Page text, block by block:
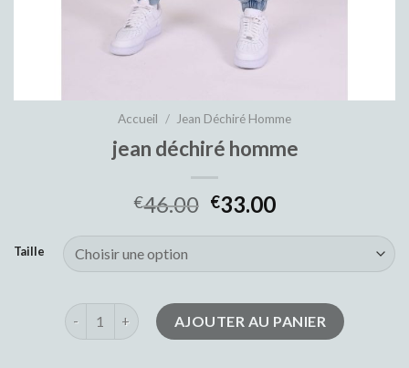
Accueil / Jean Déchiré Homme
jean déchiré homme
€46.00 €33.00
Taille
quantité de jean déchiré homme
AJOUTER AU PANIER